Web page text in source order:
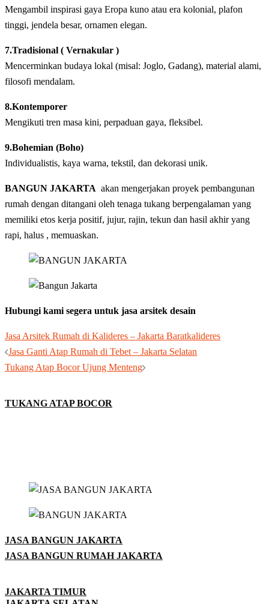
Mengambil inspirasi gaya Eropa kuno atau era kolonial, plafon
tinggi, jendela besar, ornamen elegan.
7.Tradisional ( Vernakular )
Mencerminkan budaya lokal (misal: Joglo, Gadang), material alami,
filosofi mendalam.
8.Kontemporer
Mengikuti tren masa kini, perpaduan gaya, fleksibel.
9.Bohemian (Boho)
Individualistis, kaya warna, tekstil, dan dekorasi unik.
BANGUN JAKARTA akan mengerjakan proyek pembangunan
rumah dengan ditangani oleh tenaga tukang berpengalaman yang
memiliki etos kerja positif, jujur, rajin, tekun dan hasil akhir yang
rapi, halus , memuaskan.
Hubungi kami segera untuk jasa arsitek desain
Jasa Arsitek Rumah di Kalideres – Jakarta Baratkalideres
Post
navigation
Jasa Ganti Atap Rumah di Tebet – Jakarta Selatan
Tukang Atap Bocor Ujung Menteng
TUKANG ATAP BOCOR
JASA BANGUN JAKARTA
JASA BANGUN RUMAH JAKARTA
JAKARTA TIMUR